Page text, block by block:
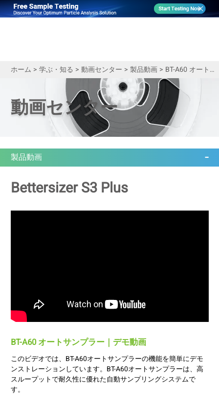
ホーム > 学ぶ・知る > 動画センター > 製品動画> BT-A60 オートサンプラー｜デモ動画
動画センター
製品動画
Bettersizer S3 Plus
BT-A60 オートサンプラー｜デモ動画
このビデオでは、BT-A60オートサンプラーの機能を簡単にデモ
ンストレーションしています。BT-A60オートサンプラーは、高
スループットで耐久性に優れた自動サンプリングシステムで
す。